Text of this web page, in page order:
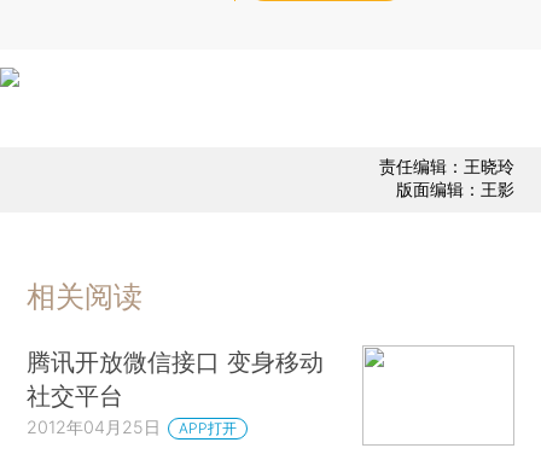
责任编辑：王晓玲
版面编辑：王影
相关阅读
腾讯开放微信接口 变身移动
社交平台
2012年04月25日 APP打开